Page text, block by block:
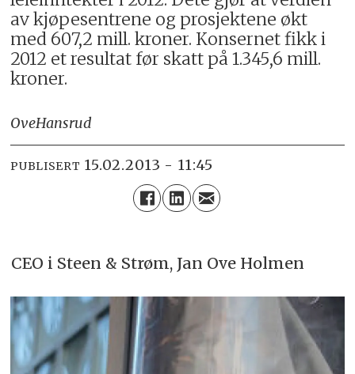
av kjøpesentrene og prosjektene økt
med 607,2 mill. kroner. Konsernet fikk i
2012 et resultat før skatt på 1.345,6 mill.
kroner.
OveHansrud
PUBLISERT 15.02.2013 - 11:45
CEO i Steen & Strøm, Jan Ove Holmen